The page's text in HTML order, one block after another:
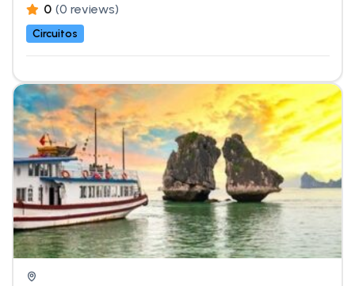
0 (0 reviews)
Circuitos